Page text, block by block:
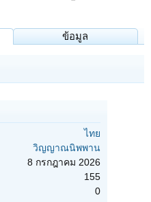
ข้อมูล
ไทย
วิญญาณนิพพาน
8 กรกฎาคม 2026
155
0